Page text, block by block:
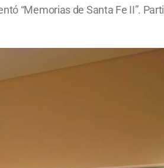
“Memorias de Santa Fe II”.